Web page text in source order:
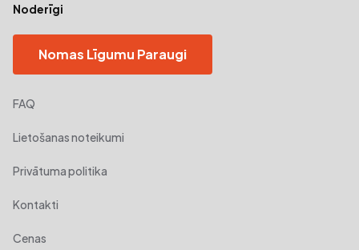
Noderīgi
Nomas Līgumu Paraugi
FAQ
Lietošanas noteikumi
Privātuma politika
Kontakti
Cenas